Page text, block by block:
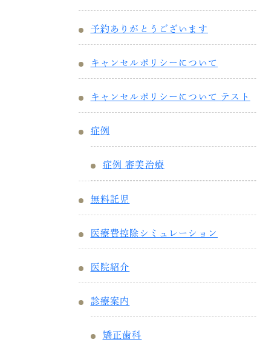
予約ありがとうございます
キャンセルポリシーについて
キャンセルポリシーについて テスト
症例
症例 審美治療
無料託児
医療費控除シミュレーション
医院紹介
診療案内
矯正歯科